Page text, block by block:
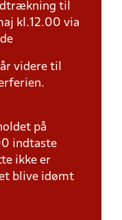
til
kl.12.00 via
videre til
på
indtaste
ikke er
blive idømt